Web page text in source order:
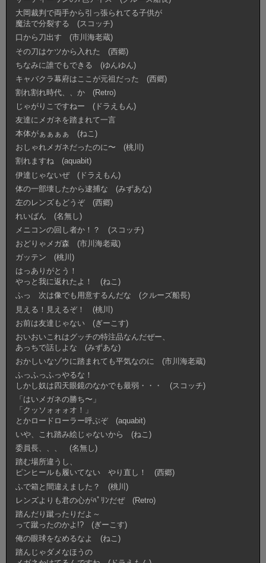
大岡裁判で両手から引っ張られてる子供が
魔法で分裂する (スコッチ)
口から刀出す (市川海老蔵)
その刀はケツから入れた (西郷)
ちなみに誰でもできる (ゆんゆん)
キャバクラ幕府はここが元祖だった (西郷)
割れ割れ時代、、か (Retro)
じゃがりこですねー (ドラえもん)
友達にメガネを踏まれて一言
本体がぁぁぁぁ (ねこ)
おしゃれメガネだったのに〜 (桃川)
割れますね (aquabit)
伊達じゃないぜ (ドラえもん)
体の一部壊したから逮捕な (みずあな)
左のレンズもどうぞ (西郷)
れいばん (名無し)
メニコンの回し者か！？ (スコッチ)
おどりゃメガ森 (市川海老蔵)
ガッテン (桃川)
はっありがとう！
やっと我に返れたよ！ (ねこ)
ふっ 次は像でも用意するんだな (クルーズ船長)
見える！見えるぞ！ (桃川)
お前は友達じゃない (ぎーこす)
おいおいこれはグッチの特注品なんだぜー、
あっちで話しよな (みずあな)
おかしいなゾウに踏まれても平気なのに (市川海老蔵)
ふっふっふっやるな！
しかし奴は四天眼鏡のなかでも最弱・・・ (スコッチ)
「はいメガネの勝ち〜」
「クッソォォォオ！」
とかロードローラー呼ぶぞ (aquabit)
いや、これ踏み絵じゃないから (ねこ)
委員長、、、 (名無し)
踏む場所違うし、
ピンヒールも履いてない やり直し！ (西郷)
ふで箱と間違えました？ (桃川)
レンズよりも君の心がﾊﾟﾘﾝだぜ (Retro)
踏んだり蹴ったりだよ～
って蹴ったのかよ!? (ぎーこす)
俺の眼球をなめるなよ (ねこ)
踏んじゃダメなほうの